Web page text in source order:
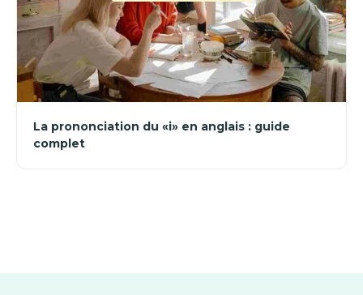
La prononciation du «i» en anglais : guide
complet